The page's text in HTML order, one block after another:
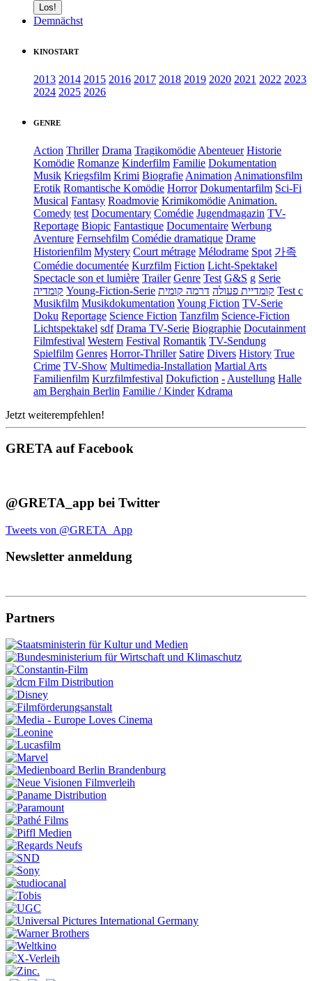
Demnächst
KINOSTART
2013 2014 2015 2016 2017 2018 2019 2020 2021 2022 2023
2024 2025 2026
GENRE
Action Thriller Drama Tragikomödie Abenteuer Historie
Komödie Romanze Kinderfilm Familie Dokumentation
Musik Kriegsfilm Krimi Biografie Animation Animationsfilm
Erotik Romantische Komödie Horror Dokumentarfilm Sci-Fi
Musical Fantasy Roadmovie Krimikomödie Animation.
Comedy test Documentary Comédie Jugendmagazin TV-
Reportage Biopic Fantastique Documentaire Werbung
Aventure Fernsehfilm Comédie dramatique Drame
Historienfilm Mystery Court métrage Mélodrame Spot 가족
Comédie documentée Kurzfilm Fiction Licht-Spektakel
Spectacle son et lumière Trailer Genre Test G&S g Serie
קומדיה Young-Fiction-Serie קומדיית פעולה דרמה קומית
Test c
Musikfilm Musikdokumentation Young Fiction TV-Serie
Doku Reportage Science Fiction Tanzfilm Science-Fiction
Lichtspektakel sdf Drama TV-Serie Biographie Docutainment
Filmfestival Western Festival Romantik TV-Sendung
Spielfilm Genres Horror-Thriller Satire Divers History True
Crime TV-Show Multimedia-Installation Martial Arts
Familienfilm Kurzfilmfestival Dokufiction - Austellung Halle
am Berghain Berlin Familie / Kinder Kdrama
Jetzt weiterempfehlen!
GRETA auf Facebook
@GRETA_app bei Twitter
Tweets von @GRETA_App
Newsletter anmeldung
Partners